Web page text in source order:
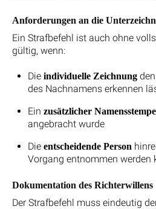
Anforderungen an die
Ein Strafbefehl ist auch ohne
gültig, wenn:
Die individuelle Zeichnungden
des Nachnamens erkennen
Ein zusätzlicher
angebracht wurde
Die entscheidende Person
Vorgang entnommen werden
Dokumentation des Richterwillens
Der Strafbefehl muss eindeutig